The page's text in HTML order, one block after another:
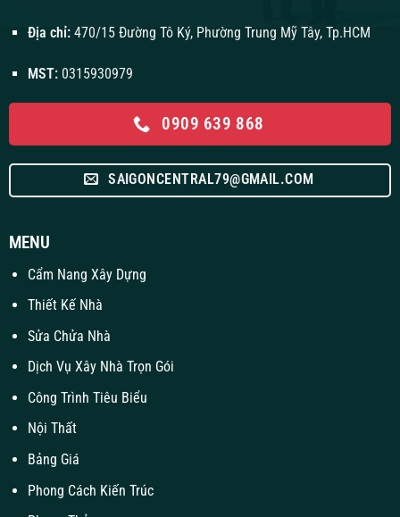
Địa chỉ:470/15 Đường Tô Ký, Phường Trung Mỹ Tây, Tp.HCM
MST: 0315930979
0909 639 868
SAIGONCENTRAL79@GMAIL.COM
MENU
Cẩm Nang Xây Dựng
Thiết Kế Nhà
Sửa Chửa Nhà
Dịch Vụ Xây Nhà Trọn Gói
Công Trình Tiêu Biểu
Nội Thất
Bảng Giá
Phong Cách Kiến Trúc